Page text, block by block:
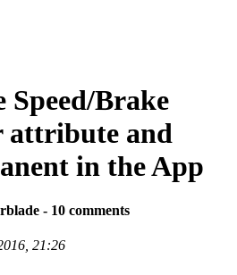
Speed/Brake
attribute and
in the App
- 10 comments
21:26